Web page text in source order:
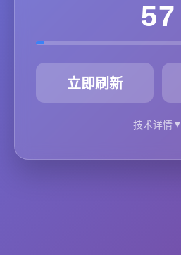
57
立即刷新
技术详情▼